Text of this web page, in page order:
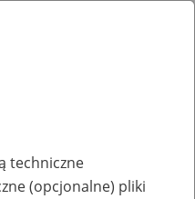
techniczne
(opcjonalne) pliki